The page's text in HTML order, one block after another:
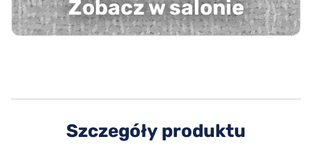
Zobacz w salonie
Szczegóły produktu